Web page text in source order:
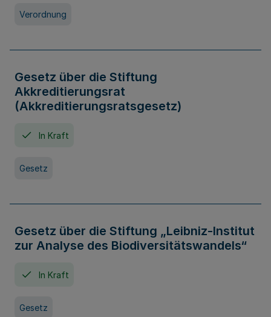
Verordnung
Gesetz über die Stiftung
Akkreditierungsrat
(Akkreditierungsratsgesetz)
In Kraft
Gesetz
Gesetz über die Stiftung „Leibniz-Institut
zur Analyse des Biodiversitätswandels“
In Kraft
Gesetz